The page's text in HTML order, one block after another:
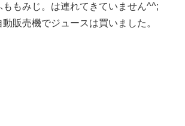
ももみじ。は連れてきていません^^;
販売機でジュースは買いました。